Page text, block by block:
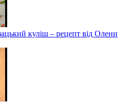
куліш – рецепт від Олени